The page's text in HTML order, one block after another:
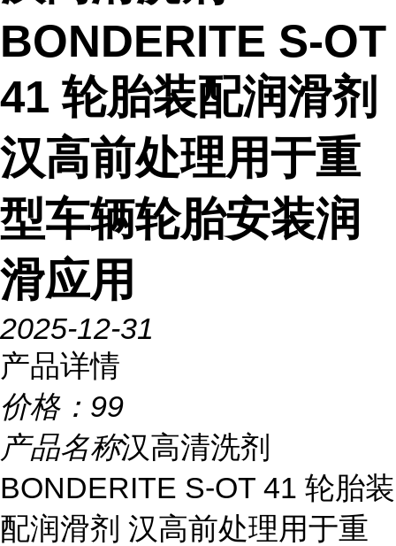
BONDERITE S-OT
41 轮胎装配润滑剂
汉高前处理用于重
型车辆轮胎安装润
滑应用
2025-12-31
产品详情
价格： 99
产品名称汉高清洗剂
BONDERITE S-OT 41 轮胎装
配润滑剂 汉高前处理用于重